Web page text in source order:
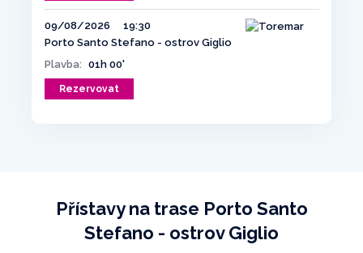
09/08/2026
19:30
Porto Santo Stefano - ostrov Giglio
Plavba: 01h 00'
Rezervovat
Přístavy na trase Porto Santo
Stefano - ostrov Giglio